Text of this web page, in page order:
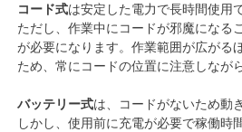
コード式は安定した電力で長時間使用
ただし、作業中にコードが邪魔になる
が必要になります。作業範囲が広がる
ため、常にコードの位置に注意しなが
バッテリー式は、コードがないため動
しかし、使用前に充電が必要で稼働時